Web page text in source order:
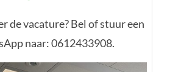
de vacature? Bel of stuur een
naar: 0612433908.